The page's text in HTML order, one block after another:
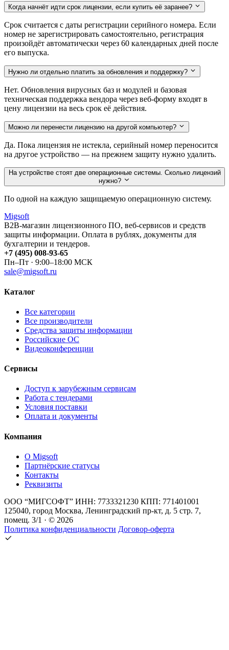
Когда начнёт идти срок лицензии, если купить её заранее?
Срок считается с даты регистрации серийного номера. Если
номер не зарегистрировать самостоятельно, регистрация
произойдёт автоматически через 60 календарных дней после
его выпуска.
Нужно ли отдельно платить за обновления и поддержку?
Нет. Обновления вирусных баз и модулей и базовая
техническая поддержка вендора через веб-форму входят в
цену лицензии на весь срок её действия.
Можно ли перенести лицензию на другой компьютер?
Да. Пока лицензия не истекла, серийный номер переносится
на другое устройство — на прежнем защиту нужно удалить.
На устройстве стоят две операционные системы. Сколько лицензий
нужно?
По одной на каждую защищаемую операционную систему.
Migsoft
B2B-магазин лицензионного ПО, веб-сервисов и средств
защиты информации. Оплата в рублях, документы для
бухгалтерии и тендеров.
+7 (495) 008-93-65
Пн–Пт · 9:00–18:00 МСК
sale@migsoft.ru
Каталог
Все категории
Все производители
Средства защиты информации
Российские ОС
Видеоконференции
Сервисы
Доступ к зарубежным сервисам
Работа с тендерами
Условия поставки
Оплата и документы
Компания
О Migsoft
Партнёрские статусы
Контакты
Реквизиты
ООО “МИГСОФТ” ИНН: 7733321230 КПП: 771401001
125040, город Москва, Ленинградский пр-кт, д. 5 стр. 7,
помещ. 3/1 · © 2026
Политика конфиденциальности Договор-оферта